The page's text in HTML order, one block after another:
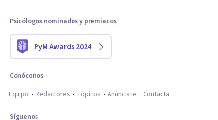
Psicólogos nominados y premiados
PyM Awards 2024
Conócenos
Equipo
Redactores Tópicos Anúnciate Contacta
Síguenos